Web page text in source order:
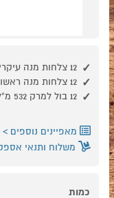
12 צלחות מנה עיקרית 26 ס"מ
12 צלחות מנה ראשונה 21.5 ס"מ
12 בול למרק 532 מ"ל
מאפיינים נוספים
משלוח ותנאי
כמות